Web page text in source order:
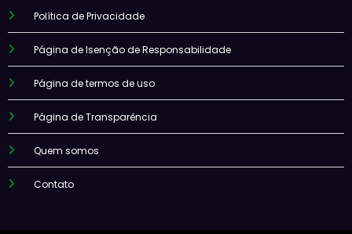
Política de Privacidade
Página de Isenção de Responsabilidade
Página de termos de uso
Página de Transparência
Quem somos
Contato